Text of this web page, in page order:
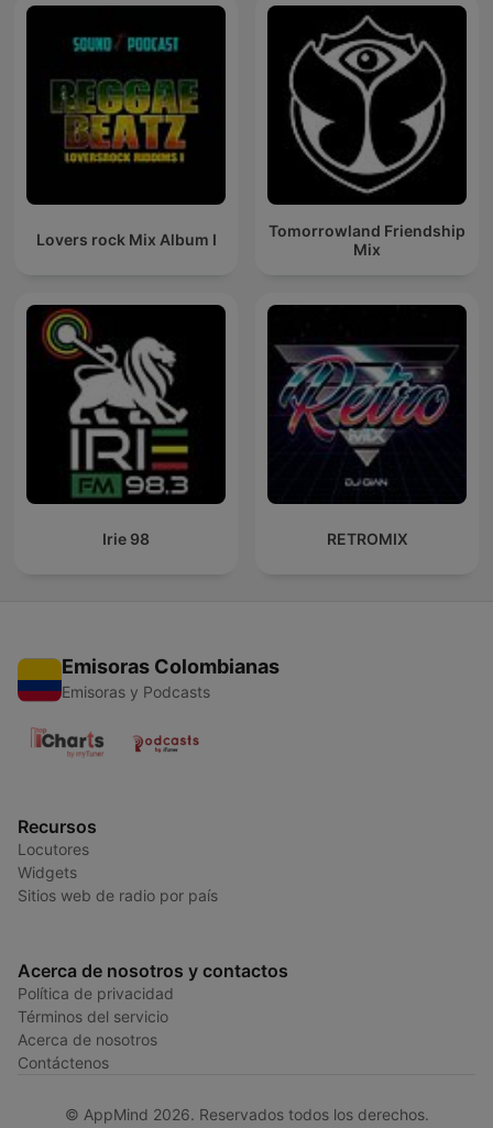
Lovers rock Mix Album I
Tomorrowland Friendship
Mix
Irie 98 RETROMIX
Emisoras Colombianas
Emisoras y Podcasts
Recursos
Locutores
Widgets
Sitios web de radio por país
Acerca de nosotros y contactos
Política de privacidad
Términos del servicio
Acerca de nosotros
Contáctenos
© AppMind 2026. Reservados todos los derechos.